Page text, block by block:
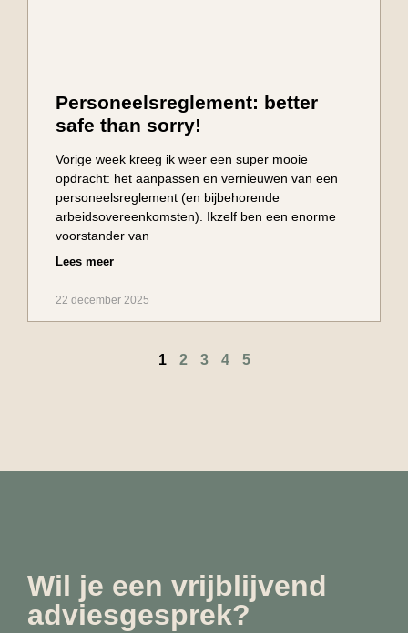
Personeelsreglement: better
safe than sorry!
Vorige week kreeg ik weer een super mooie
opdracht: het aanpassen en vernieuwen van een
personeelsreglement (en bijbehorende
arbeidsovereenkomsten). Ikzelf ben een enorme
voorstander van
Lees meer
22 december 2025
1 2 3 4 5
Wil je een vrijblijvend
adviesgesprek?